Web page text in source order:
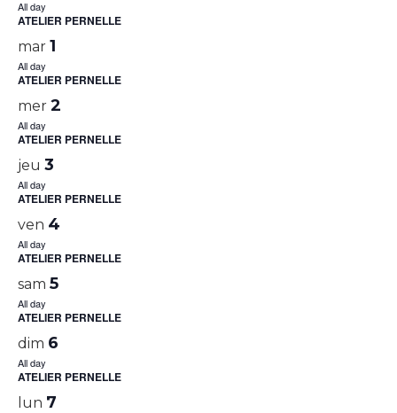
All day
ATELIER PERNELLE
mar 1
All day
ATELIER PERNELLE
mer 2
All day
ATELIER PERNELLE
jeu 3
All day
ATELIER PERNELLE
ven 4
All day
ATELIER PERNELLE
sam 5
All day
ATELIER PERNELLE
dim 6
All day
ATELIER PERNELLE
lun 7